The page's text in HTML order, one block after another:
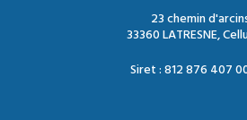
23 chemin
33360 LATRESNE,
Siret : 812 876 407